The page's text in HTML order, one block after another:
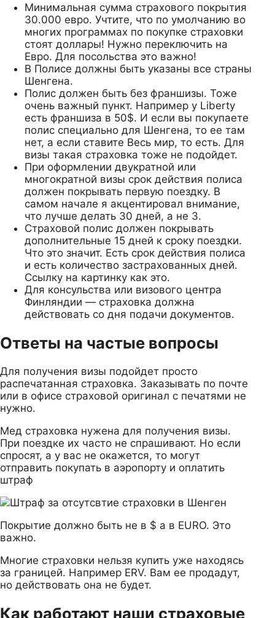
Минимальная сумма страхового покрытия
30.000 евро. Учтите, что по умолчанию во
многих программах по покупке страховки
стоят доллары! Нужно переключить на
Евро. Для посольства это важно!
В Полисе должны быть указаны все страны
Шенгена.
Полис должен быть без франшизы. Тоже
очень важный пункт. Например у Liberty
есть франшиза в 50$. И если вы покупаете
полис специально для Шенгена, то ее там
нет, а если ставите Весь мир, то есть. Для
визы такая страховка тоже не подойдет.
При оформлении двукратной или
многократной визы срок действия полиса
должен покрывать первую поездку. В
самом начале я акцентировал внимание,
что лучше делать 30 дней, а не 3.
Страховой полис должен покрывать
дополнительные 15 дней к сроку поездки.
Что это значит. Есть срок действия полиса
и есть количество застрахованных дней.
Ссылку на картинку как это.
Для консульства или визового центра
Финляндии — страховка должна
действовать со дня подачи документов.
Ответы на частые вопросы
Для получения визы подойдет просто
распечатанная страховка. Заказывать по почте
или в офисе страховой оригинал с печатями не
нужно.
Мед страховка нужена для получения визы.
При поездке их часто не спрашивают. Но если
спросят, а у вас не окажется, то могут
отправить покупать в аэропорту и оплатить
штраф
Покрытие должно быть не в $ а в EURO. Это
важно.
Многие страховки нельзя купить уже находясь
за границей. Например ERV. Вам ее продадут,
но действовать она не будет.
Как работают наши страховые